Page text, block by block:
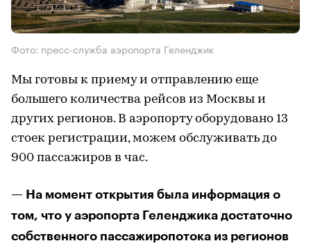
Фото: пресс-служба аэропорта Геленджик
Мы готовы к приему и отправлению еще
большего количества рейсов из Москвы и
других регионов. В аэропорту оборудовано 13
стоек регистрации, можем обслуживать до
900 пассажиров в час.
— На момент открытия была информация о
том, что у аэропорта Геленджика достаточно
собственного пассажиропотока из регионов